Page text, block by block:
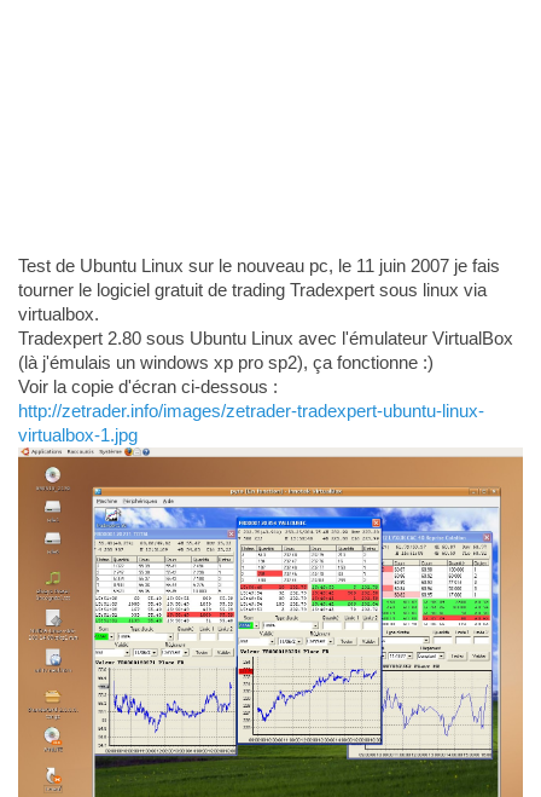
Test de Ubuntu Linux sur le nouveau pc, le 11 juin 2007 je fais
tourner le logiciel gratuit de trading Tradexpert sous linux via
virtualbox.
Tradexpert 2.80 sous Ubuntu Linux avec l'émulateur VirtualBox
(là j'émulais un windows xp pro sp2), ça fonctionne :)
Voir la copie d'écran ci-dessous :
http://zetrader.info/images/zetrader-tradexpert-ubuntu-linux-
virtualbox-1.jpg